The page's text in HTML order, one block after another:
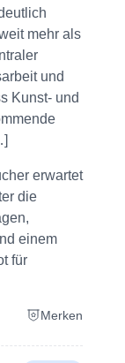
mehr als
und
Kunst- und
erwartet
die
einem
für
Merken